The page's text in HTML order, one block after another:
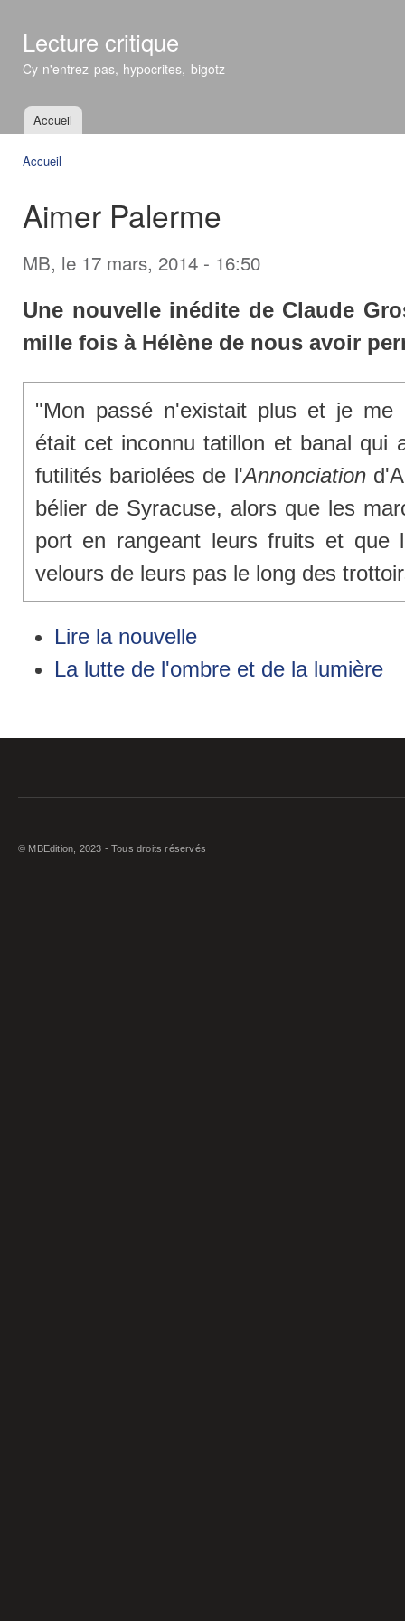
Lecture critique
Cy n'entrez pas, hypocrites, bigotz
Menu principal
Accueil
Accueil
Aimer Palerme
MB, le 17 mars, 2014 - 16:50
Une nouvelle inédite de Claude
mille fois à Hélène de nous avoir
"Mon passé n'existait plus et je me
était cet inconnu tatillon et banal qui
futilités bariolées de l'Annonciation
bélier de Syracuse, alors que les
port en rangeant leurs fruits et que
velours de leurs pas le long des
Lire la nouvelle
La lutte de l'ombre et de la lumière
© MBEdition, 2023 - Tous droits réservés